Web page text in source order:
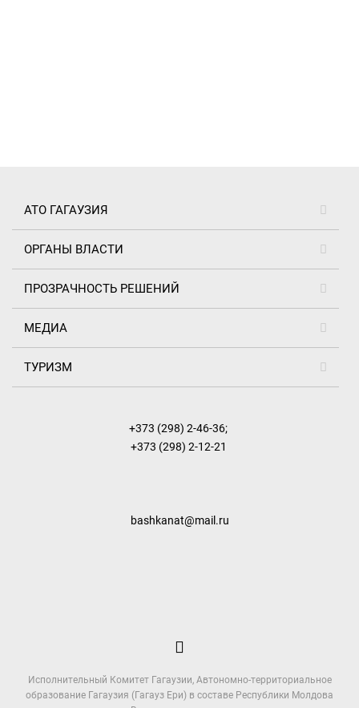
АТО ГАГАУЗИЯ
ОРГАНЫ ВЛАСТИ
ПРОЗРАЧНОСТЬ РЕШЕНИЙ
МЕДИА
ТУРИЗМ
+373 (298) 2-46-36;
+373 (298) 2-12-21
bashkanat@mail.ru
Исполнительный Комитет Гагаузии, Автономно-территориальное
образование Гагаузия (Гагауз Ери) в составе Республики Молдова